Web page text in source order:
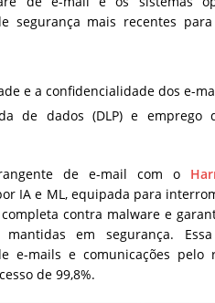
segurança mais recentes
e a confidencialidade dos e-
de dados (DLP) e emprego
de e-mail com o
IA e ML, equipada para
contra malware e
em segurança.
e-mails e comunicações pelo
de 99,8%.